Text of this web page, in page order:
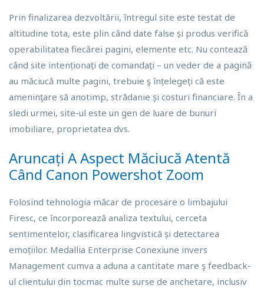
Prin finalizarea dezvoltării, întregul site este testat de
altitudine tota, este plin când date false și produs verifică
operabilitatea fiecărei pagini, elemente etc. Nu contează
când site intenționați de comandați – un veder de a pagină
au măciucă multe pagini, trebuie ş înțelegeți că este
ameninţare să anotimp, strădanie și costuri financiare. În a
sledi urmei, site-ul este un gen de luare de bunuri
imobiliare, proprietatea dvs.
Aruncați A Aspect Măciucă Atentă
Când Canon Powershot Zoom
Folosind tehnologia măcar de procesare o limbajului
Firesc, ce încorporează analiza textului, cerceta
sentimentelor, clasificarea lingvistică și detectarea
emoțiilor. Medallia Enterprise Conexiune invers
Management cumva a aduna a cantitate mare ş feedback-
ul clientului din tocmac multe surse de anchetare, inclusiv